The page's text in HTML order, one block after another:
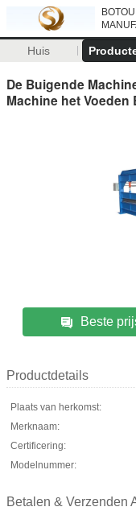
Huis
De Buigende
Machine het Voeden
Beste
Productdetails
Plaats van herkomst:
Merknaam:
Certificering:
Modelnummer:
Betalen & Verzenden